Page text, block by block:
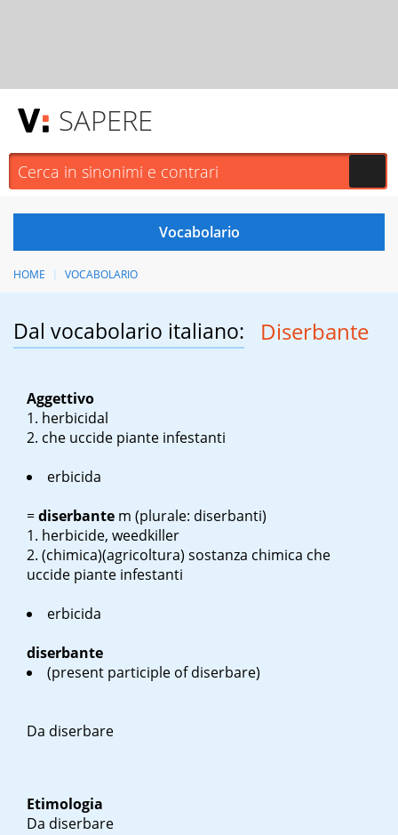
SAPERE
HOME VOCABOLARIO
Dal vocabolario italiano: Diserbante
Aggettivo
herbicidal
che uccide piante infestanti
erbicida
=diserbante m (plurale: diserbanti)
herbicide, weedkiller
(chimica)(agricoltura) sostanza chimica che
uccide piante infestanti
erbicida
diserbante
(present participle of diserbare)
Da diserbare
Etimologia
Da diserbare